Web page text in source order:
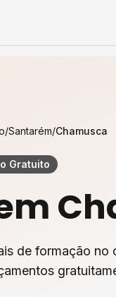
/Santarém/Chamusca
Gratuito
de formação no